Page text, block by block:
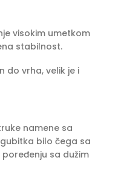
visokim umetkom
stabilnost.
do vrha, velik je i
namene sa
bilo čega sa
sa dužim